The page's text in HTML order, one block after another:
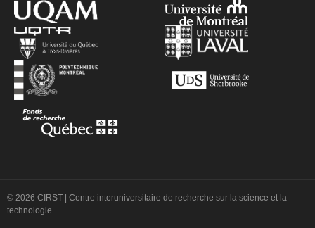
© 2026 CIRST | Centre interuniversitaire de recherche sur la science et la
technologie